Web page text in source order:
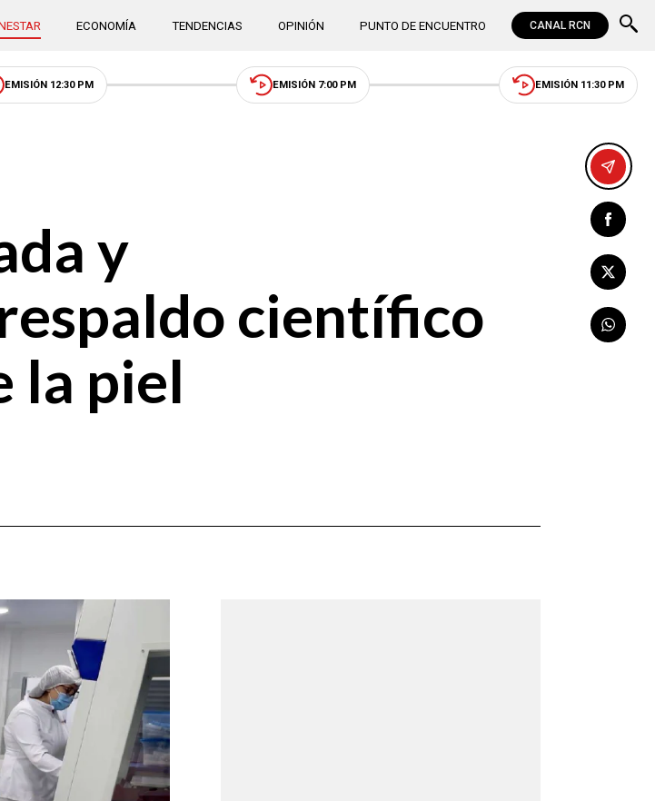
ECONOMÍA TENDENCIAS OPINIÓN PUNTO DE ENCUENTRO CANAL RCN
EMISIÓN 12:30 PM EMISIÓN 7:00 PM EMISIÓN 11:30 PM
y
científico
la piel